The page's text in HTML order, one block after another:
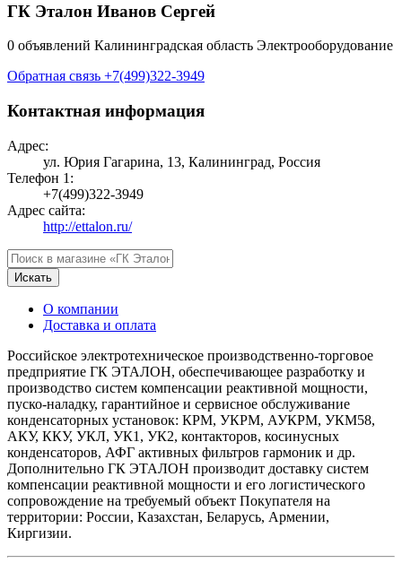
ГК Эталон Иванов Сергей
0 объявлений Калининградская область Электрооборудование
Обратная связь +7(499)322-3949
Контактная информация
Адрес:
ул. Юрия Гагарина, 13, Калининград, Россия
Телефон 1:
+7(499)322-3949
Адрес сайта:
http://ettalon.ru/
Искать
О компании
Доставка и оплата
Российское электротехническое производственно-торговое
предприятие ГК ЭТАЛОН, обеспечивающее разработку и
производство систем компенсации реактивной мощности,
пуско-наладку, гарантийное и сервисное обслуживание
конденсаторных установок: КРМ, УКРМ, АУКРМ, УКМ58,
АКУ, ККУ, УКЛ, УК1, УК2, контакторов, косинусных
конденсаторов, АФГ активных фильтров гармоник и др.
Дополнительно ГК ЭТАЛОН производит доставку систем
компенсации реактивной мощности и его логистического
сопровождение на требуемый объект Покупателя на
территории: России, Казахстан, Беларусь, Армении,
Киргизии.